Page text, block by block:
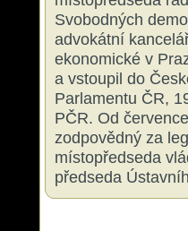
Svobodných
advokátní
ekonomické v
a vstoupil do
Parlamentu ČR,
PČR. Od
zodpovědný za
místopředseda
předseda